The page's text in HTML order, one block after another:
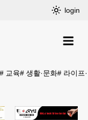
login
# 교육# 생활·문화# 라이프